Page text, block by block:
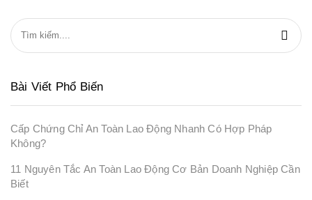
Bài Viết Phổ Biến
Cấp Chứng Chỉ An Toàn Lao Động Nhanh Có Hợp Pháp
Không?
11 Nguyên Tắc An Toàn Lao Động Cơ Bản Doanh Nghiệp Cần
Biết